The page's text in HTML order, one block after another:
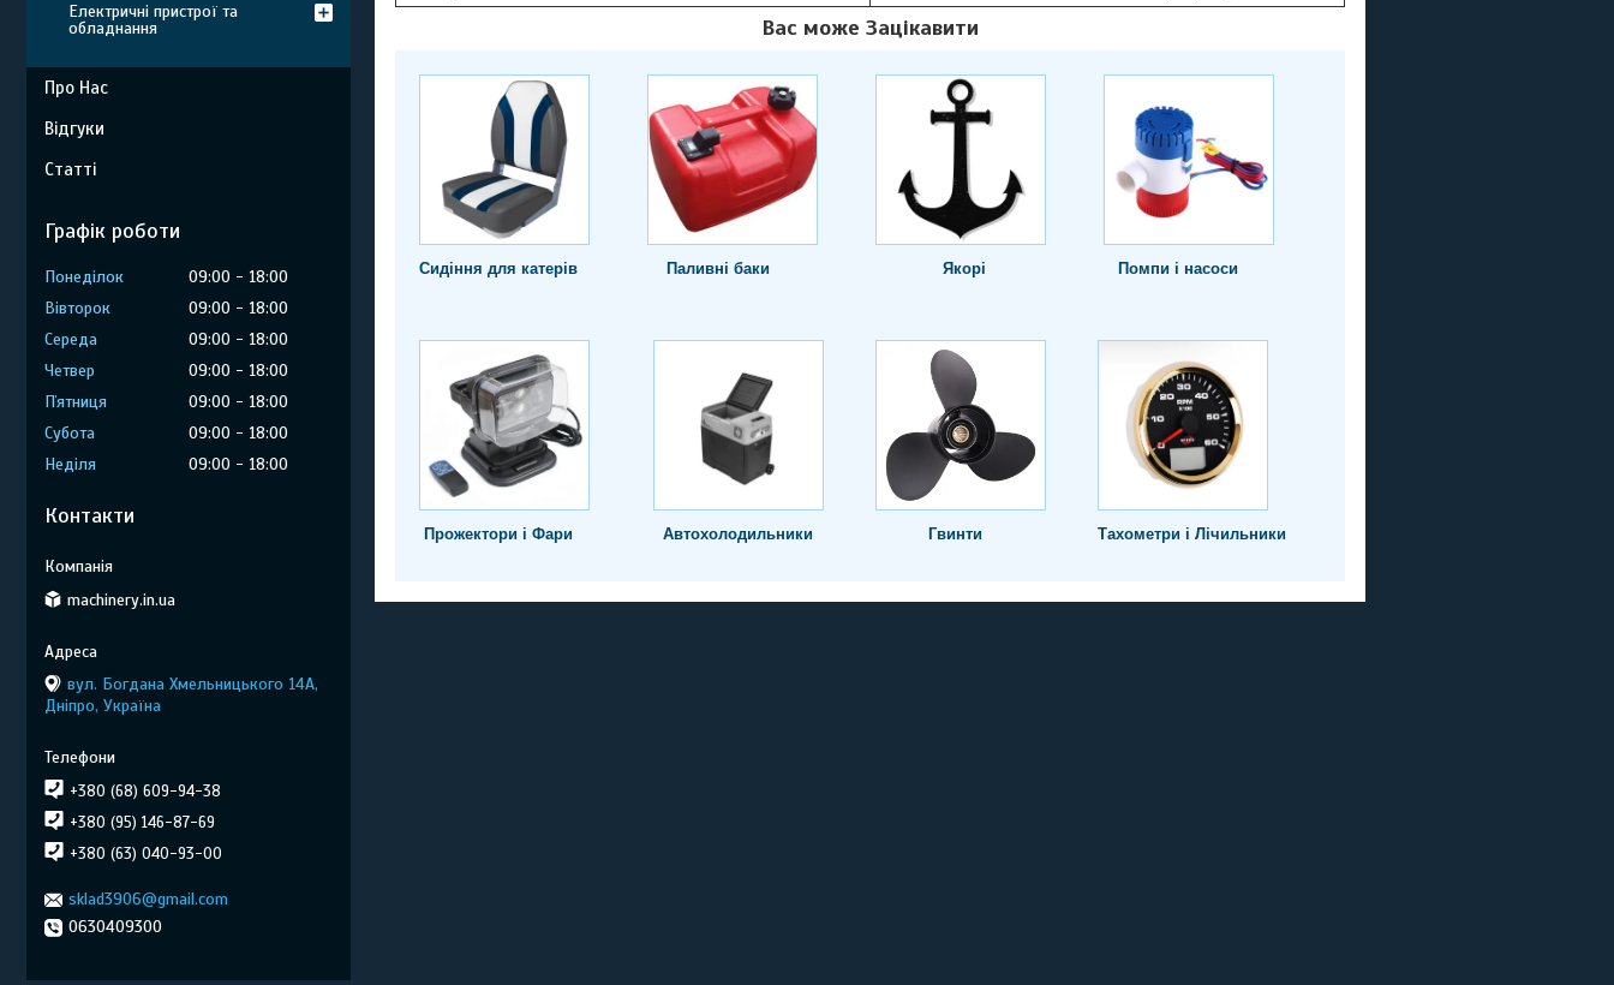
Вас може Зацікавити
Сидіння для катерів Паливні баки Якорі Помпи і насоси
Прожектори і Фари Автохолодильники Гвинти Тахометри і Лічильники
Електричні пристрої та
обладнання
Про Нас
Відгуки
Статті
Графік роботи
Понеділок 09:00
18:00
Вівторок
09:00
18:00
Середа
09:00
18:00
Четвер
09:00
18:00
Пʼятниця
09:00
18:00
Субота
09:00
18:00
Неділя
09:00 18:00
Контакти
machinery.in.ua
вул. Богдана Хмельницького 14А,
Дніпро, Україна
+380 (68) 609-94-38
+380 (95) 146-87-69
+380 (63) 040-93-00
sklad3906@gmail.com
0630409300